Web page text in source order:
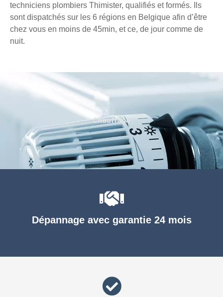
techniciens plombiers Thimister, qualifiés et formés. Ils
sont dispatchés sur les 6 régions en Belgique afin d’être
chez vous en moins de 45min, et ce, de jour comme de
nuit.
Dépannage avec garantie 24 mois
Chauffage